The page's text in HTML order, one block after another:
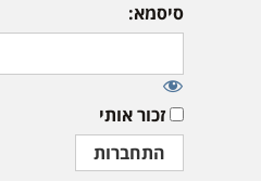
סיסמא:
זכור אותי